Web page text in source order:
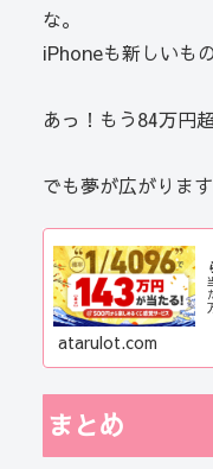
な。
iPhoneも新しいも
あっ！もう84万円
でも夢が広がります
atarulot.com
まとめ